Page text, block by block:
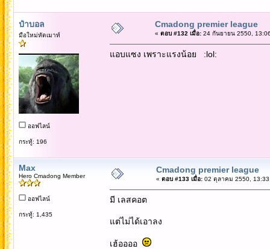
ป๋าบอล
มือใหม่หัดเมาท์
ออฟไลน์
กระทู้: 196
Cmadong premier league
« ตอบ #132 เมื่อ:24 กันยายน 2550,
แอบแซง เพราะแรงน้อย :lol:
Max
Hero Cmadong Member
ออฟไลน์
กระทู้: 1,435
Cmadong premier league
« ตอบ #133 เมื่อ:02 ตุลาคม 2550,
มี เลสคอต
แต่ไม่ได้เอาลง
เฮ้ออออ